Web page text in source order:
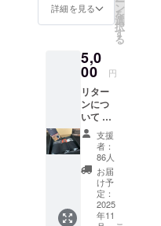
円〜ド
袋 ＋お
礼状 名
BUDDY
COFFE
E 内容
量：10g
賞味期
限：
2026.5.
29 焙煎
度：中
煎り 挽
き目：
ターン
をご用
一杯の
コー
ヒー
と、未
来への
物語
を、ぜ
ひ一緒
に育て
てくだ
さい。
ご支援
金額リ
ターン
詳細を見る ン
を
選
択
す
る
5,0
00 円
リター
ンにつ
いて 私
たちの
想いに
共感
し、応
援して
くださ
る皆さ
まへ、
支援
者：
86人
お届
け予
定：
2025
年11